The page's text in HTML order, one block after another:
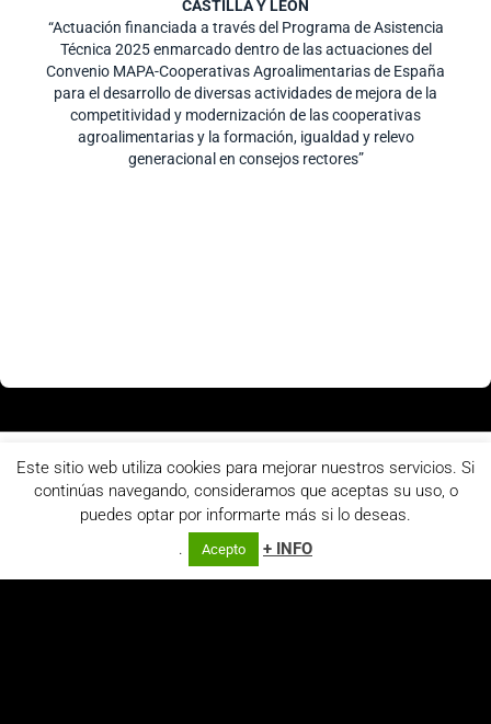
CASTILLA Y LEÓN
“Actuación financiada a través del Programa de Asistencia
Técnica 2025 enmarcado dentro de las actuaciones del
Convenio MAPA-Cooperativas Agroalimentarias de España
para el desarrollo de diversas actividades de mejora de la
competitividad y modernización de las cooperativas
agroalimentarias y la formación, igualdad y relevo
generacional en consejos rectores”
Este sitio web utiliza cookies para mejorar nuestros servicios. Si
continúas navegando, consideramos que aceptas su uso, o
puedes optar por informarte más si lo deseas.
.
Acepto + INFO